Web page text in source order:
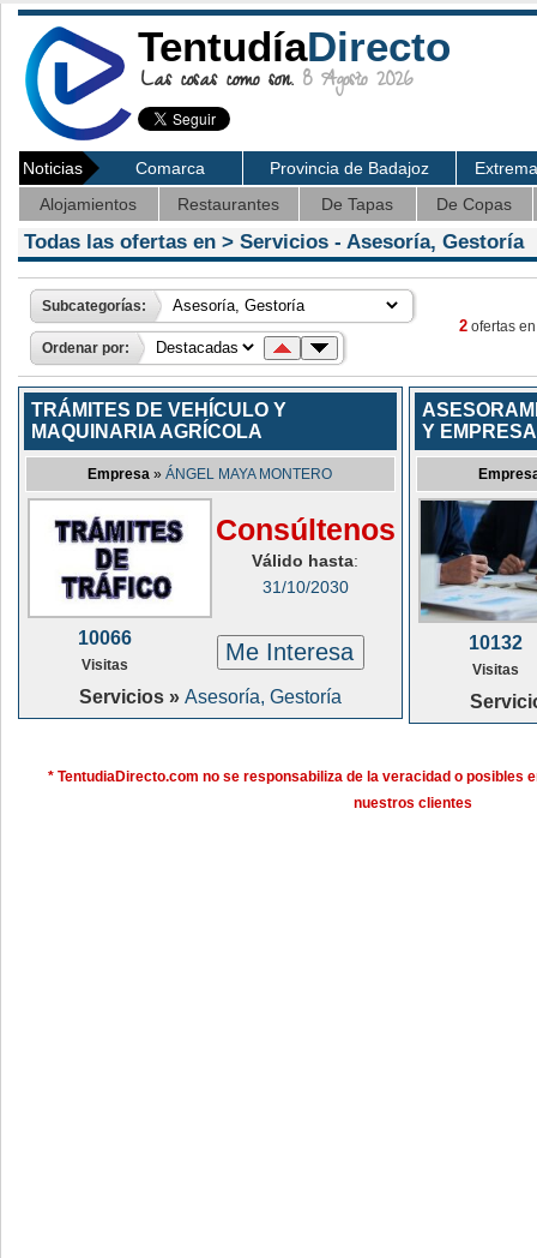
TentudíaDirecto
Las cosas como son. 8 Agosto 2026
Noticias Comarca Provincia de Badajoz
Alojamientos
Restaurantes De Tapas De Copas
Todas las ofertas en > Servicios - Asesoría, Gestoría
Subcategorías:
Ordenar por:
2 ofertas
TRÁMITES DE VEHÍCULO Y
MAQUINARIA AGRÍCOLA
Empresa »ÁNGEL MAYA MONTERO
Consúltenos
Válido hasta:
31/10/2030
10066
Visitas Me Interesa
Servicios » Asesoría, Gestoría
Y
10132
Visitas
* TentudiaDirecto.com no se responsabiliza de la veracidad o posibles
nuestros clientes